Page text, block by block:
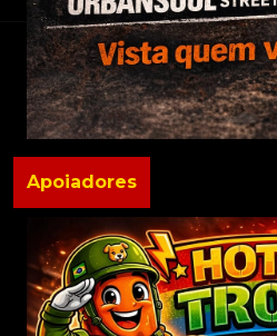
Apoiadores